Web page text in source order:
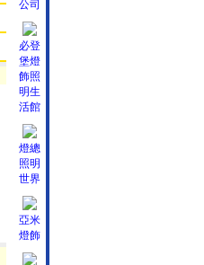
公司
必登
堡燈
飾照
明生
活館
燈總
照明
世界
亞米
燈飾